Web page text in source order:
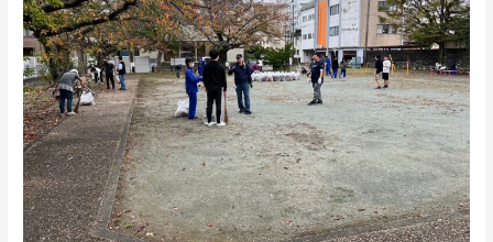
ラ
ン
テ
ィ
ア】
町
内
会
の
方